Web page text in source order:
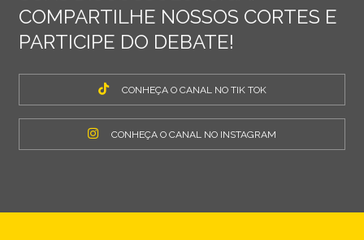
COMPARTILHE NOSSOS CORTES E
PARTICIPE DO DEBATE!
CONHEÇA O CANAL NO TIK TOK
CONHEÇA O CANAL NO INSTAGRAM